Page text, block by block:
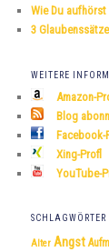
Wie Du
3
WEITERE
Amazon-
Blog
Facebook-
Xing-Profl
YouTube-
SCHLAGWÖRTER
Alter Angst